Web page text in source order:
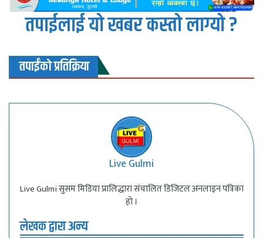
तपाईलाई यो खबर कस्तो लाग्यो ?
तपाईंको प्रतिक्रिया
Live Gulmi
Live Gulmi सुसम मिडिया प्रालिद्धारा संचालित डिजिटल अनलाइन पत्रिका
हो ।
लेखक द्वारा अन्य